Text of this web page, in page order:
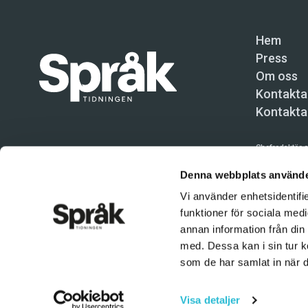
Denna webbplats
Vi använder
funktioner för sociala
annan information från
med. Dessa kan i sin tur
som de har samlat in när
Visa detaljer
Hem
Press
Om oss
Chefredaktör
Kundtjänst
Användning
tillåten.